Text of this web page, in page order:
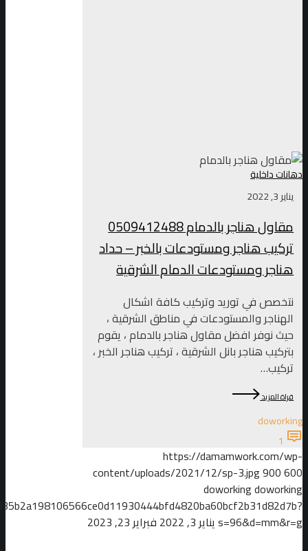
دهانات داخلية
يناير 3, 2022
مقاول هناجر بالدمام 0509412488
تركيب هناجر ومستودعات بالخبر – حداد
هناجر ومستودعات الدمام الشرقية
نتخصص في توريد وتركيب كافة اشكال
الهناجر والمستودعات في مناطق الشرقية ،
حيث نوفر افضل مقاول هناجر بالدمام ، يقوم
بتركيب هناجر بانل الشرقية ، تركيب هناجر الخبر ،
تركيب…
قراة المزيد
doworking
1
https://damamwork.com/wp-
content/uploads/2021/12/sp-3.jpg900600
doworkingdoworking
s=96&d=mm&r=gيناير 3, 2022 فبراير 23, 2023